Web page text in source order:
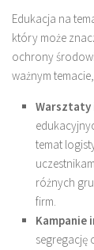
Edukacja na
który może
ochrony
ważnym
Warsztaty
temat
różnych
firm.
Kampanie
segregację